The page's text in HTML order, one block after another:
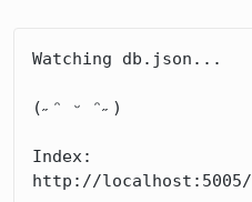
Watching db.json...
(˶ᵔ ᵕ ᵔ˶)
Index:
http://localhost:5005/